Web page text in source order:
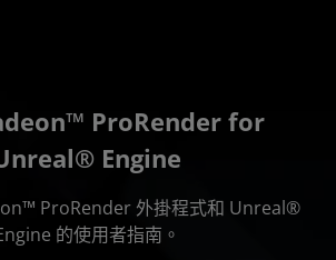
ProRender for
Engine
ProRender 外掛程式和 Unreal®
的使用者指南。